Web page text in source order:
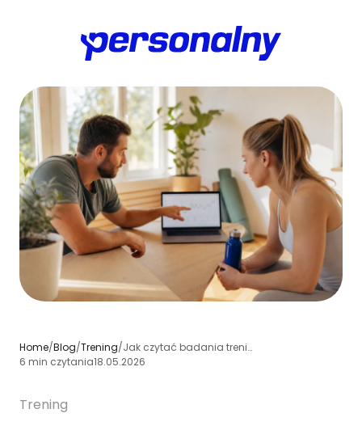
Home/Blog/Trening/
Jak czytać badania treningowe i stosować je w praktyce trenera
6 min czytania18.05.2026
Trening